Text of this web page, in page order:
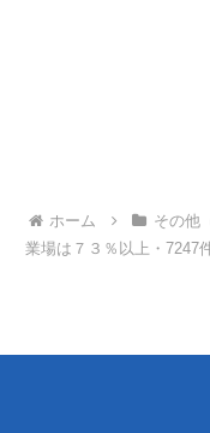
ホーム その他
業場は７３％以上・7247